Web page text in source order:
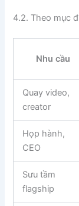
4.2. Theo mục
Nhu cầu
Quay video,
creator
Họp hành,
CEO
Sưu tầm
flagship